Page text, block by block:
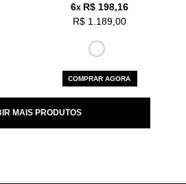
6x R$ 198,16
R$ 1.189,00
COMPRAR AGORA
MAIS PRODUTOS